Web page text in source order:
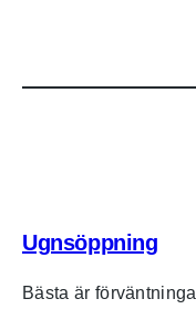
Ugnsöppning
Bästa är